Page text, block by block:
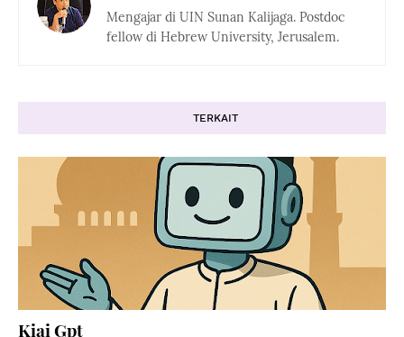
Mengajar di UIN Sunan Kalijaga. Postdoc
fellow di Hebrew University, Jerusalem.
TERKAIT
Kiai Gpt